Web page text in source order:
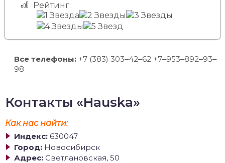
Рейтинг:
Все телефоны: +7 (383) 303‒42‒62 +7‒953‒892‒93‒
98
Контакты «Hauska»
Как нас найти:
Индекс: 630047
Город: Новосибирск
Адрес: Светлановская, 50